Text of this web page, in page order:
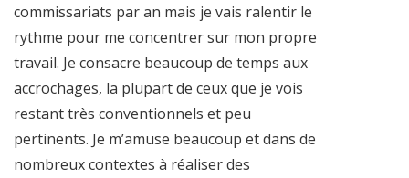
commissariats par an mais je vais ralentir le
rythme pour me concentrer sur mon propre
travail. Je consacre beaucoup de temps aux
accrochages, la plupart de ceux que je vois
restant très conventionnels et peu
pertinents. Je m’amuse beaucoup et dans de
nombreux contextes à réaliser des